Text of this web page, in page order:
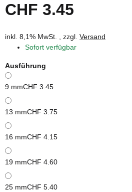
CHF 3.45
inkl. 8,1% MwSt. , zzgl. Versand
Sofort verfügbar
Ausführung
9 mmCHF 3.45
13 mmCHF 3.75
16 mmCHF 4.15
19 mmCHF 4.60
25 mmCHF 5.40